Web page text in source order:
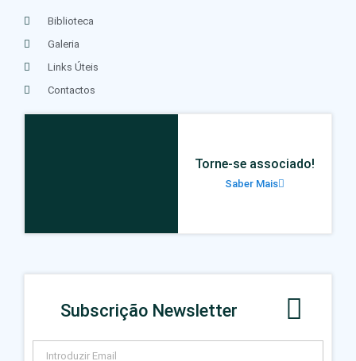
Biblioteca
Galeria
Links Úteis
Contactos
Torne-se associado!
Saber Mais
Subscrição Newsletter